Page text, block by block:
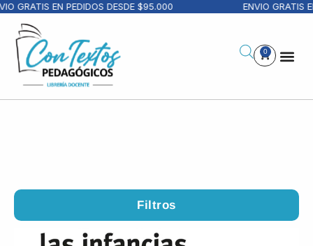
EN PEDIDOS DESDE $95.000 ENVIO GRATIS EN
0
Filtros